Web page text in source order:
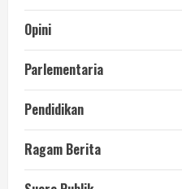
Opini
Parlementaria
Pendidikan
Ragam Berita